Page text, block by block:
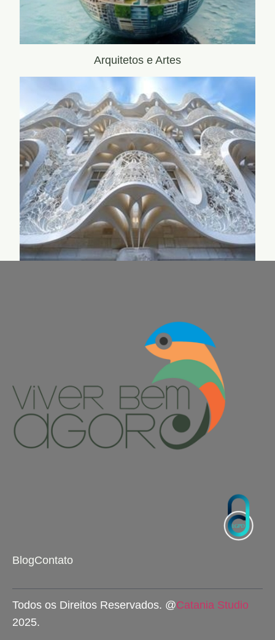
Arquitetos e Artes
BlogContato
Todos os Direitos Reservados. @Catania Studio
2025.